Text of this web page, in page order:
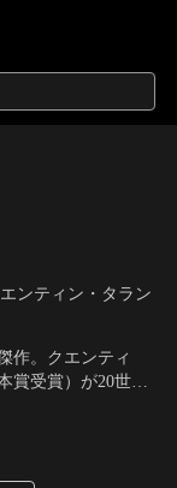
ンティン・タラン
作。クエンティ
賞受賞）が20世紀